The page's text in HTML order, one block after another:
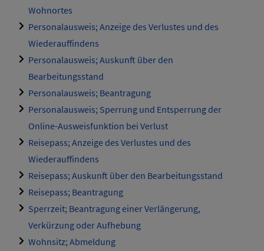
Wohnortes
Personalausweis; Anzeige des Verlustes und des
Wiederauffindens
Personalausweis; Auskunft über den
Bearbeitungsstand
Personalausweis; Beantragung
Personalausweis; Sperrung und Entsperrung der
Online-Ausweisfunktion bei Verlust
Reisepass; Anzeige des Verlustes und des
Wiederauffindens
Reisepass; Auskunft über den Bearbeitungsstand
Reisepass; Beantragung
Sperrzeit; Beantragung einer Verlängerung,
Verkürzung oder Aufhebung
Wohnsitz; Abmeldung